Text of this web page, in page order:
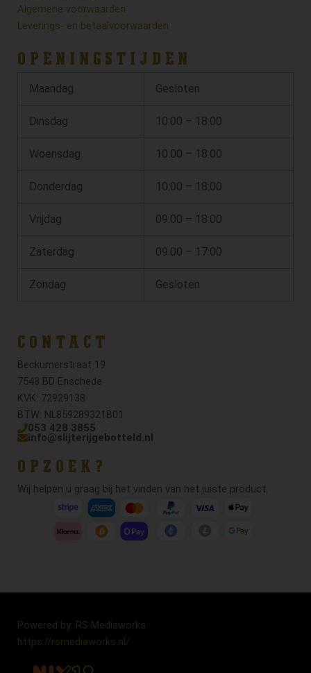
Algemene voorwaarden
Leverings- en betaalvoorwaarden
OPENINGSTIJDEN
Maandag Gesloten
Dinsdag 10:00 – 18:00
Woensdag 10:00 – 18:00
Donderdag 10:00 – 18:00
Vrijdag 09:00 – 18:00
Zaterdag 09:00 – 17:00
Zondag Gesloten
CONTACT
Beckumerstraat 19
7548 BD Enschede
KVK: 72929138
BTW: NL859289321B01
053 428 3855
info@slijterijgebotteld.nl
OPZOEK?
Wij helpen u graag bij het vinden van het juiste product.
Powered by: RS Mediaworks
https://rsmediaworks.nl/